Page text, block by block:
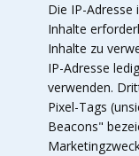
Die IP-
Inhalte
Inhalte zu
IP-Adresse
verwenden.
Pixel-Tags
Beacons"